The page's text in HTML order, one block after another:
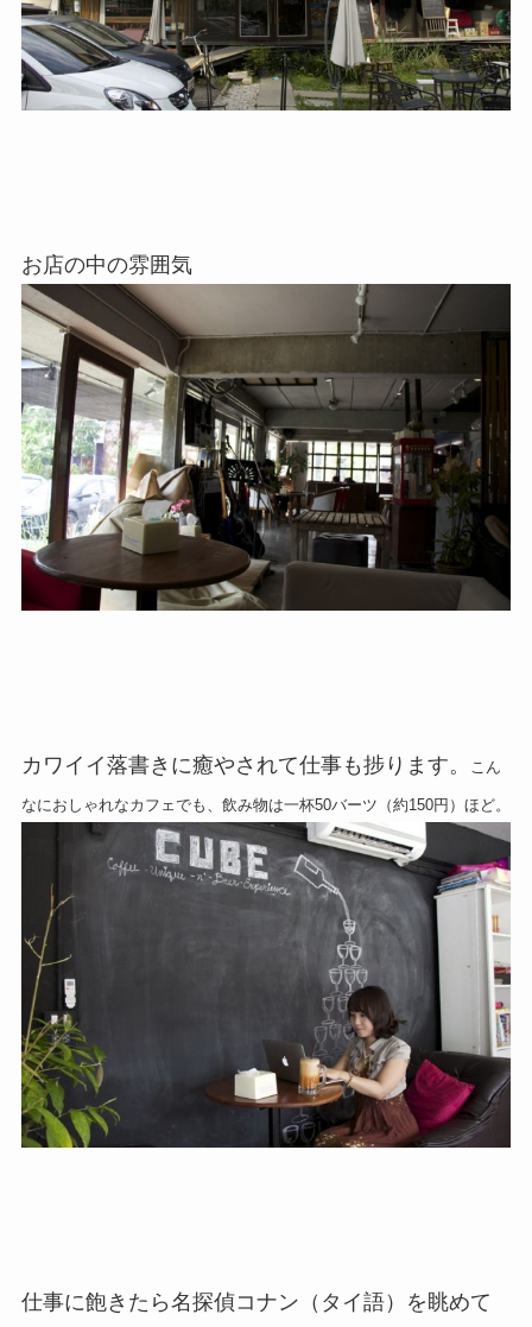
お店の中の雰囲気
カワイイ落書きに癒やされて仕事も捗ります。 こん
なにおしゃれなカフェでも、飲み物は一杯50バーツ（約150円）ほど。
仕事に飽きたら名探偵コナン（タイ語）を眺めて